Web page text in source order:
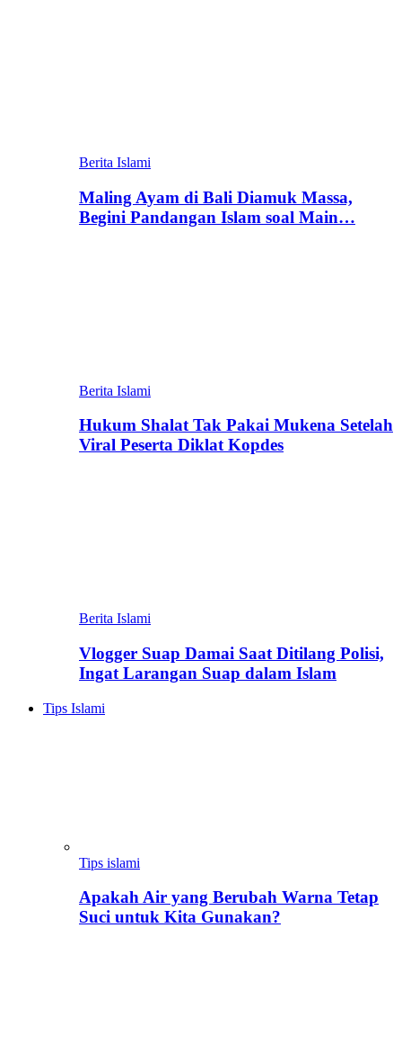
Berita Islami
Maling Ayam di Bali Diamuk Massa,
Begini Pandangan Islam soal Main…
Berita Islami
Hukum Shalat Tak Pakai Mukena Setelah
Viral Peserta Diklat Kopdes
Berita Islami
Vlogger Suap Damai Saat Ditilang Polisi,
Ingat Larangan Suap dalam Islam
Tips Islami
Tips islami
Apakah Air yang Berubah Warna Tetap
Suci untuk Kita Gunakan?